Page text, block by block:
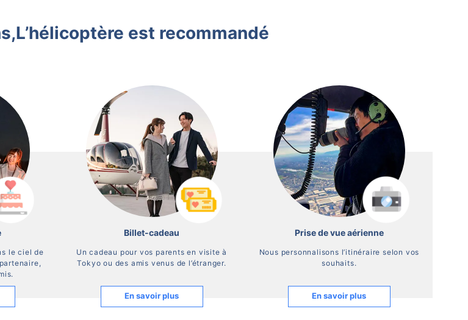
L’hélicoptère est recommandé
le ciel de
Billet-cadeau
Un cadeau pour vos parents en visite à
Tokyo ou des amis venus de l’étranger.
En savoir plus
Prise de vue aérienne
Nous personnalisons l’itinéraire selon vos
souhaits.
En savoir plus